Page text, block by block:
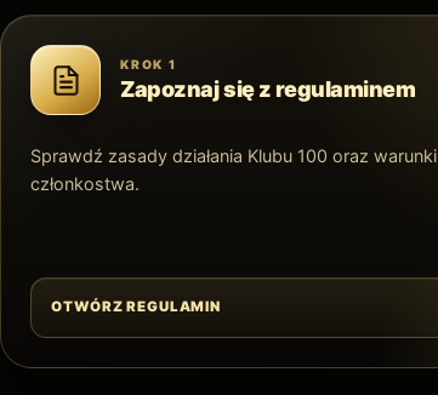
KROK 1
Zapoznaj się z regulaminem
Sprawdź zasady działania Klubu 100 oraz warunki
członkostwa.
OTWÓRZ REGULAMIN